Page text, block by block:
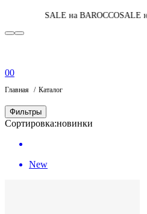
SALE на BAROCCOSALE на
00
Главная Каталог
Фильтры
Сортировка:новинки
New